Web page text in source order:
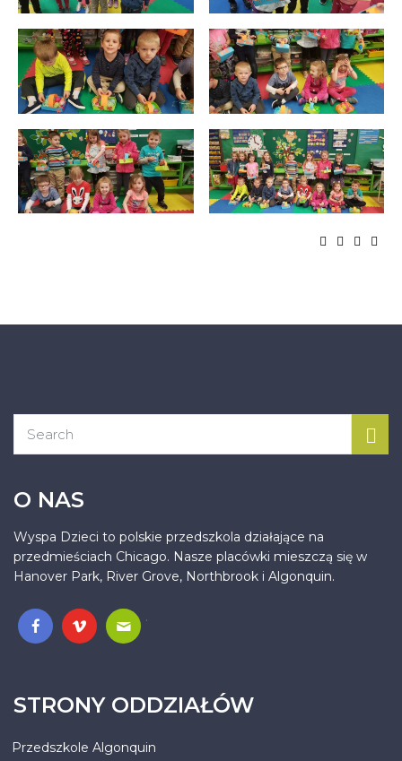
O NAS
Wyspa Dzieci to polskie przedszkola działające na
przedmieściach Chicago. Nasze placówki mieszczą się w
Hanover Park, River Grove, Northbrook i Algonquin.
.
STRONY ODDZIAŁÓW
Przedszkole Algonquin